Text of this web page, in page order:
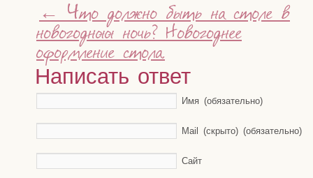
←Что должно быть на столе в
новогоднюю ночь? Новогоднее
оформление стола.
Написать ответ
Имя (обязательно)
Mail (скрыто) (обязательно)
Сайт